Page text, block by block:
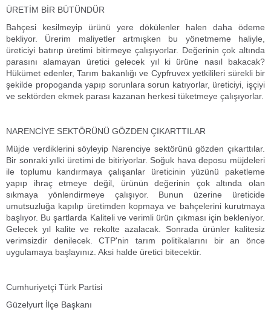
ÜRETİM BİR BÜTÜNDÜR
Bahçesi kesilmeyip ürünü yere dökülenler halen daha ödeme
bekliyor. Ürerim maliyetler artmışken bu yönetmeme haliyle,
üreticiyi batırıp üretimi bitirmeye çalışıyorlar. Değerinin çok altında
parasını alamayan üretici gelecek yıl ki ürüne nasıl bakacak?
Hükümet edenler, Tarım bakanlığı ve Cypfruvex yetkilileri sürekli bir
şekilde propoganda yapıp sorunlara sorun katıyorlar, üreticiyi, işçiyi
ve sektörden ekmek parası kazanan herkesi tüketmeye çalışıyorlar.
NARENCİYE SEKTÖRÜNÜ GÖZDEN ÇIKARTTILAR
Müjde verdiklerini söyleyip Narenciye sektörünü gözden çıkarttılar.
Bir sonraki yılki üretimi de bitiriyorlar. Soğuk hava deposu müjdeleri
ile toplumu kandırmaya çalışanlar üreticinin yüzünü paketleme
yapıp ihraç etmeye değil, ürünün değerinin çok altında olan
sıkmaya yönlendirmeye çalışıyor. Bunun üzerine üreticide
umutsuzluğa kapılıp üretimden kopmaya ve bahçelerini kurutmaya
başlıyor. Bu şartlarda Kaliteli ve verimli ürün çıkması için bekleniyor.
Gelecek yıl kalite ve rekolte azalacak. Sonrada ürünler kalitesiz
verimsizdir denilecek. CTP'nin tarım politikalarını bir an önce
uygulamaya başlayınız. Aksi halde üretici bitecektir.
Cumhuriyetçi Türk Partisi
Güzelyurt İlçe Başkanı